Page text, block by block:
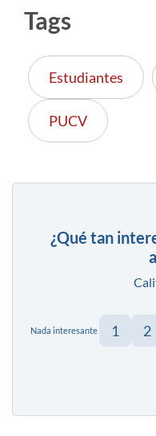
Tags
Estudiantes
PUCV
¿Qué tan
Nada interesante 1 2